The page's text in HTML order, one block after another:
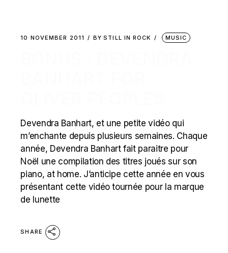
10 NOVEMBER 2011 BY STILL IN ROCK MUSIC
Devendra Banhart, et une petite vidéo qui
m’enchante depuis plusieurs semaines. Chaque
année, Devendra Banhart fait paraitre pour
Noël une compilation des titres joués sur son
piano, at home. J’anticipe cette année en vous
présentant cette vidéo tournée pour la marque
de lunette
SHARE